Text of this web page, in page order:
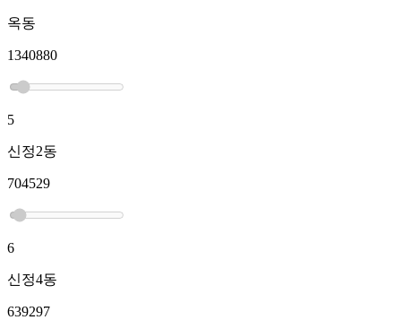
옥동
1340880
5
신정2동
704529
6
신정4동
639297